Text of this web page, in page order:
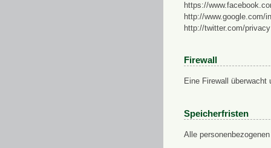
https://
http://www.google.com/
http://twitter.com/privacy
Firewall
Eine Firewall
Speicherfristen
Alle